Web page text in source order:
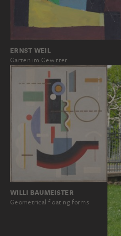
ERNST WEIL
Garten im Gewitter
WILLI BAUMEISTER
Geometrical floating forms